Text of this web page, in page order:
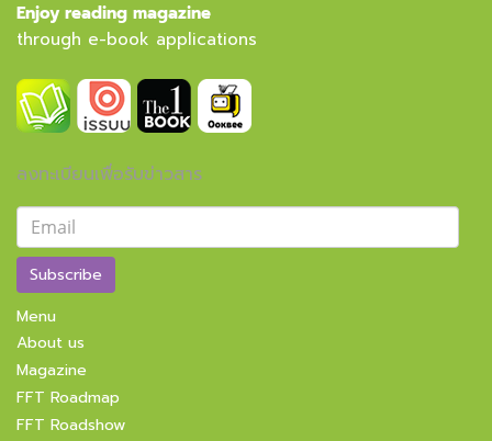
Enjoy reading magazine
through e-book applications
ลงทะเบียนเพื่อรับข่าวสาร
Subscribe
Menu
About us
Magazine
FFT Roadmap
FFT Roadshow